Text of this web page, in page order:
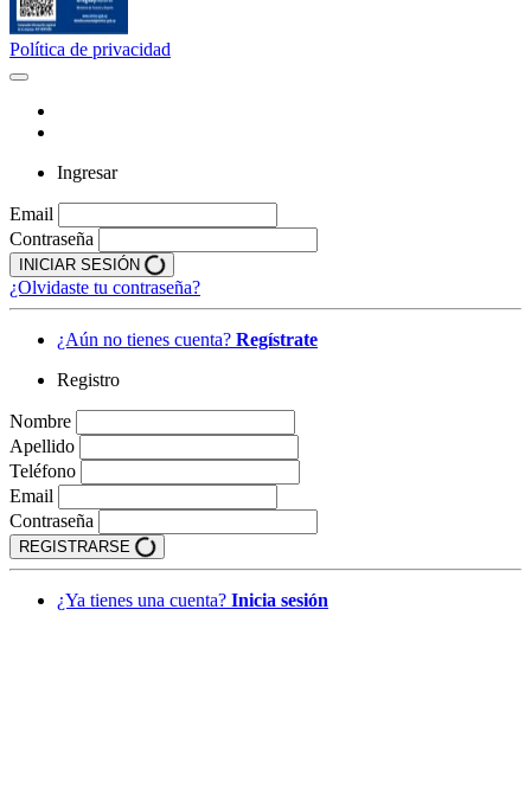
Política de privacidad
Ingresar
Email
Contraseña
INICIAR SESIÓN
¿Olvidaste tu contraseña?
¿Aún no tienes cuenta? Regístrate
Registro
Nombre
Apellido
Teléfono
Email
Contraseña
REGISTRARSE
¿Ya tienes una cuenta? Inicia sesión